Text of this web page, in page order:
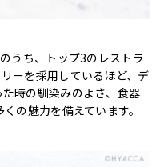
うち、トップ3のレストラ
ーを採用しているほど、デ
時の馴染みのよさ、食器
の魅力を備えています。